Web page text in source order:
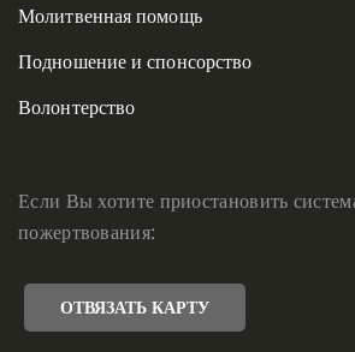
Молитвенная помощь
Подношение и спонсорство
Волонтерство
Если Вы хотите приостановить
пожертвования:
ОТВЯЗАТЬ КАРТУ